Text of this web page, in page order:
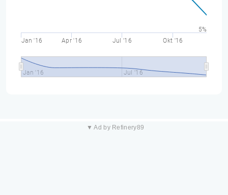
Jan '16 Apr '16 Jul '16 Okt '16
Jan '16 Jul '16
5%
▼ Ad by Refinery89